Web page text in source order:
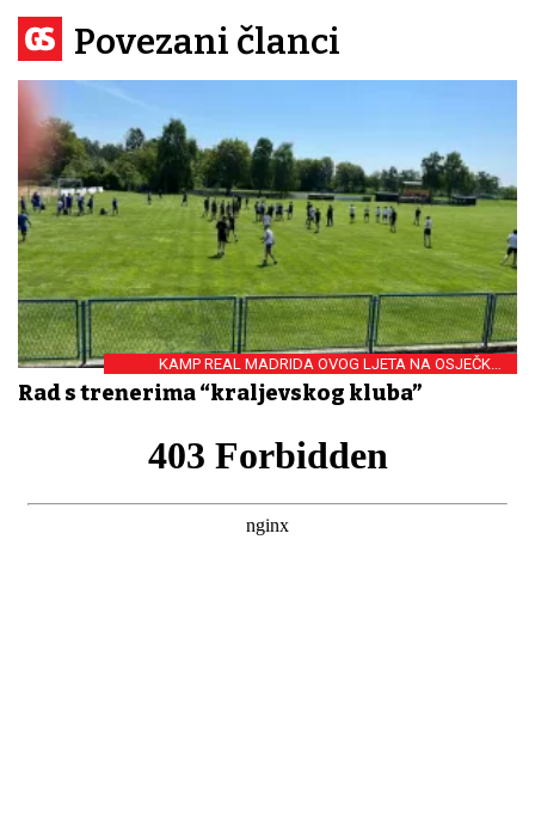
Povezani članci
KAMP REAL MADRIDA OVOG LJETA NA OSJEČKOJ
BIKARI
Rad s trenerima “kraljevskog kluba”